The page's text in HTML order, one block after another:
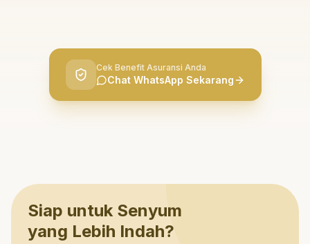
Cek Benefit Asuransi Anda
Chat WhatsApp Sekarang
Siap untuk Senyum
yang Lebih Indah?